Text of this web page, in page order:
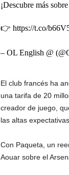
¡Descubre más
👉 https://t.co/
– OL English @
El club francés ha
una tarifa de 20
creador de juego,
las altas
Con Paqueta, un
Aouar sobre el